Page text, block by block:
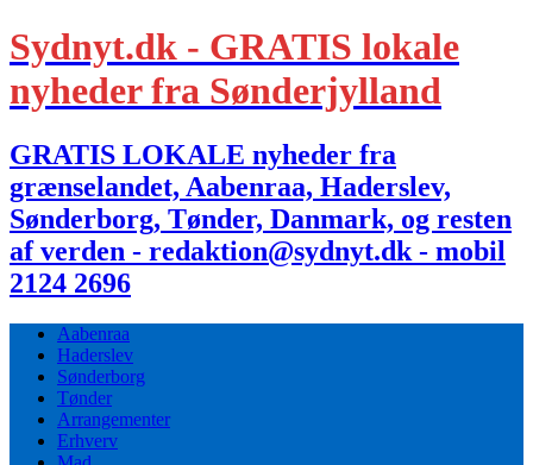
Sydnyt.dk - GRATIS lokale
nyheder fra Sønderjylland
GRATIS LOKALE nyheder fra
grænselandet, Aabenraa, Haderslev,
Sønderborg, Tønder, Danmark, og resten
af verden - redaktion@sydnyt.dk - mobil
2124 2696
Aabenraa
Haderslev
Sønderborg
Tønder
Arrangementer
Erhverv